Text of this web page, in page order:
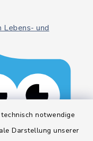
notwendige
Darstellung unserer
Lebens- und